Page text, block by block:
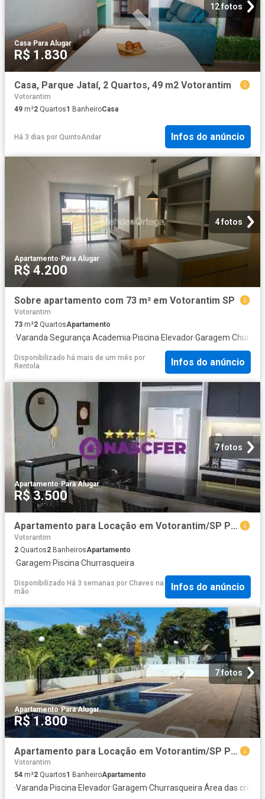
12 fotos
Casa·Para Alugar
R$ 1.830
Casa, Parque Jataí, 2 Quartos, 49 m2 Votorantim
Votorantim
49 m²2 Quartos1 BanheiroCasa
Há 3 dias por QuintoAndar Infos do anúncio
4 fotos
Apartamento· Para Alugar
R$ 4.200
Sobre apartamento com 73 m² em Votorantim SP
Votorantim
73 m²2 QuartosApartamento
·Varanda·Segurança·Academia·Piscina·Elevador·Garagem·
Disponibilizado há mais de um mês por
Rentola
Infos do anúncio
7 fotos
Apartamento·Para Alugar
R$ 3.500
Apartamento para Locação em Votorantim/SP Parque Bela Vista 2 Quartos
Votorantim
2 Quartos2 BanheirosApartamento
·Garagem·Piscina·Churrasqueira
Disponibilizado Há 3 semanas por Chaves na
mão
Infos do anúncio
7 fotos
Apartamento·Para Alugar
R$ 1.800
Apartamento para Locação em Votorantim/SP Parque Morumbi 2 Quartos
Votorantim
54 m²2 Quartos1 BanheiroApartamento
·Varanda·Piscina·Elevador·Garagem·Churrasqueira·Área das